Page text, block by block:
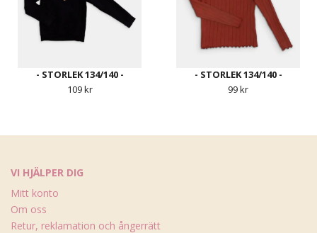
- STORLEK 134/140 -
109 kr
- STORLEK 134/140 -
99 kr
VI HJÄLPER DIG
Mitt konto
Om oss
Retur, reklamation och ångerrätt